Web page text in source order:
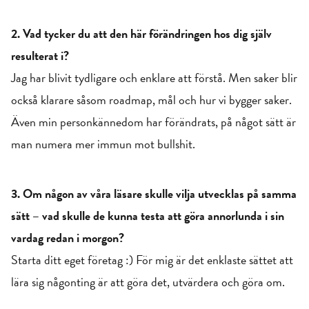
2. Vad tycker du att den här förändringen hos dig själv
resulterat i?
Jag har blivit tydligare och enklare att förstå. Men saker blir
också klarare såsom roadmap, mål och hur vi bygger saker.
Även min personkännedom har förändrats, på något sätt är
man numera mer immun mot bullshit.
3. Om någon av våra läsare skulle vilja utvecklas på samma
sätt – vad skulle de kunna testa att göra annorlunda i sin
vardag redan i morgon?
Starta ditt eget företag :) För mig är det enklaste sättet att
lära sig någonting är att göra det, utvärdera och göra om.